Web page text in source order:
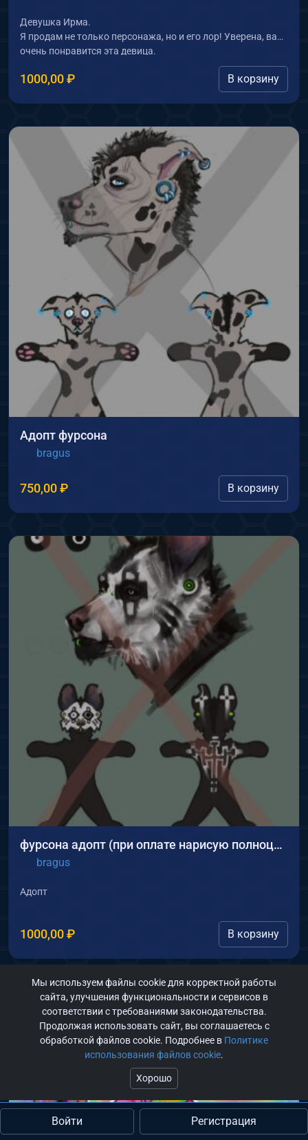
Девушка Ирма.
Я продам не только персонажа, но и его лор! Уверена, вам
очень понравится эта девица.
1000,00₽ В корзину
Адопт фурсона
bragus
750,00₽ В корзину
фурсона адопт (при оплате нарисую полноценный референс)
bragus
Адопт
1000,00₽ В корзину
Войти Регистрация
Мы используем файлы cookie для корректной работы
сайта, улучшения функциональности и сервисов в
соответствии с требованиями законодательства.
Продолжая использовать сайт, вы соглашаетесь с
обработкой файлов cookie. Подробнее в Политике
использования файлов cookie.
Хорошо